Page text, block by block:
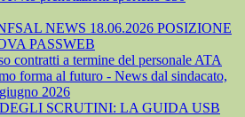
NEWS 18.06.2026 POSIZIONE
PASSWEB
contratti a termine del personale ATA
forma al futuro - News dal sindacato,
2026
SCRUTINI: LA GUIDA USB